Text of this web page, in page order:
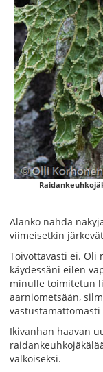
Alanko nähdä
viimeisetkin
Toivottavasti ei. Oli
käydessäni eilen
minulle toimitetun
aarniometsään,
Ikivanhan haavan
valkoiseksi.